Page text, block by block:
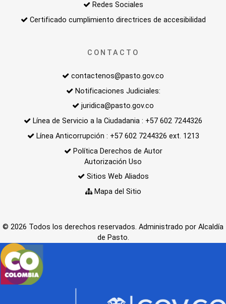
Redes Sociales
Certificado cumplimiento directrices de accesibilidad
CONTACTO
contactenos@pasto.gov.co
Notificaciones Judiciales:
juridica@pasto.gov.co
Línea de Servicio a la Ciudadania : +57 602 7244326
Línea Anticorrupción : +57 602 7244326 ext. 1213
Política Derechos de Autor
Autorización Uso
Sitios Web Aliados
Mapa del Sitio
© 2026 Todos los derechos reservados. Administrado por Alcaldía
de Pasto.